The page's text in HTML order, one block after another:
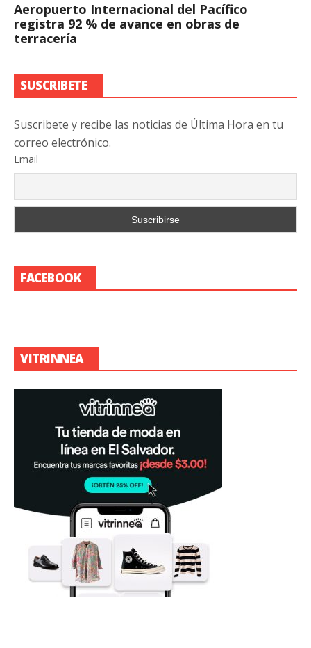
Aeropuerto Internacional del Pacífico
registra 92 % de avance en obras de
terracería
SUSCRIBETE
Suscribete y recibe las noticias de Última Hora en tu
correo electrónico.
Email
FACEBOOK
VITRINNEA